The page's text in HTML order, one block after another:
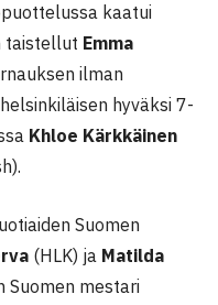
kaatui
taistellut Emma
ilman
hyväksi 7-
Khloe Kärkkäinen
Suomen
(HLK) ja Matilda
Suomen mestari